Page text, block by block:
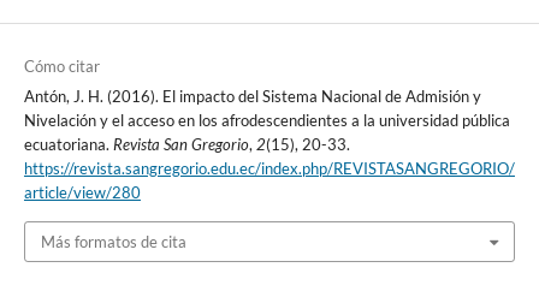
Cómo citar
Antón, J. H. (2016). El impacto del Sistema Nacional de Admisión y
Nivelación y el acceso en los afrodescendientes a la universidad pública
ecuatoriana. Revista San Gregorio,2(15), 20-33.
https://revista.sangregorio.edu.ec/index.php/REVISTASANGREGORIO/
article/view/280
Más formatos de cita